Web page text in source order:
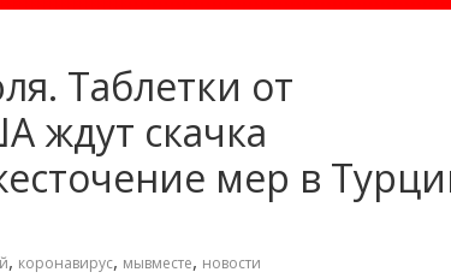
Таблетки от
ждут скачка
мер в
, коронавирус, мывместе, новости